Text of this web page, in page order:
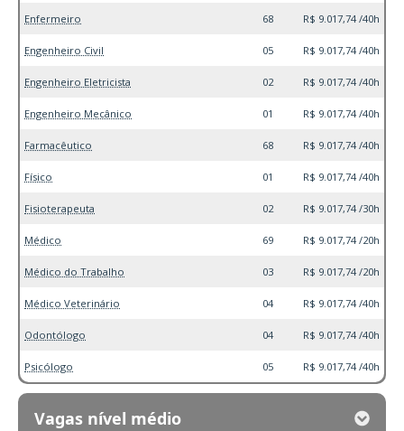
Enfermeiro 68 R$ 9.017,74 /40h
Engenheiro Civil 05 R$ 9.017,74 /40h
Engenheiro Eletricista 02 R$ 9.017,74 /40h
Engenheiro Mecânico 01 R$ 9.017,74 /40h
Farmacêutico 68 R$ 9.017,74 /40h
Físico 01 R$ 9.017,74 /40h
Fisioterapeuta 02 R$ 9.017,74 /30h
Médico 69 R$ 9.017,74 /20h
Médico do Trabalho 03 R$ 9.017,74 /20h
Médico Veterinário 04 R$ 9.017,74 /40h
Odontólogo 04 R$ 9.017,74 /40h
Psicólogo 05 R$ 9.017,74 /40h
Vagas nível médio